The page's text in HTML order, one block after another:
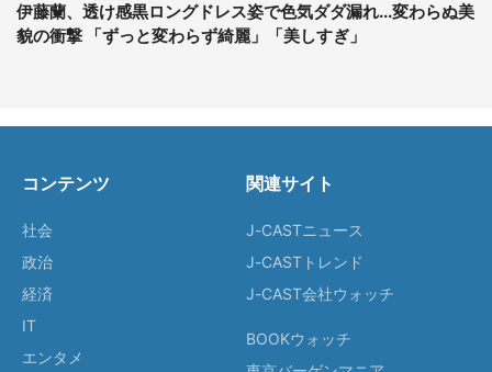
伊藤蘭、透け感黒ロングドレス姿で色気ダダ漏れ...変わらぬ美
貌の衝撃 「ずっと変わらず綺麗」「美しすぎ」
コンテンツ
社会
政治
経済
IT
エンタメ
関連サイト
J-CASTニュース
J-CASTトレンド
J-CAST会社ウォッチ
BOOKウォッチ